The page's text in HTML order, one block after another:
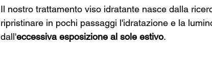
Il nostro trattamento viso idratante nasce dalla
ripristinare in pochi passaggi l'idratazione e la
dall'eccessiva esposizione al sole estivo.